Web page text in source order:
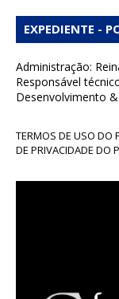
EXPEDIENTE -
Administração:
Responsável
Desenvolvimento
TERMOS DE USO DO
DE PRIVACIDADE DO